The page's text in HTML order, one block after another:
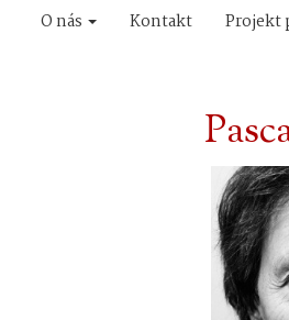
O nás Kontakt Projekt